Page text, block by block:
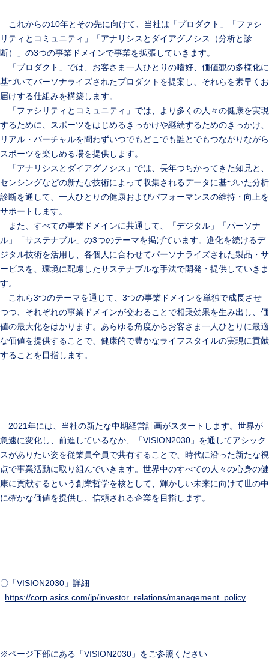
これからの10年とその先に向けて、当社は「プロダクト」「ファシ
リティとコミュニティ」「アナリシスとダイアグノシス（分析と診
断）」の3つの事業ドメインで事業を拡張していきます。
「プロダクト」では、お客さま一人ひとりの嗜好、価値観の多様化に
基づいてパーソナライズされたプロダクトを提案し、それらを素早くお
届けする仕組みを構築します。
「ファシリティとコミュニティ」では、より多くの人々の健康を実現
するために、スポーツをはじめるきっかけや継続するためのきっかけ、
リアル・バーチャルを問わずいつでもどこでも誰とでもつながりながら
スポーツを楽しめる場を提供します。
「アナリシスとダイアグノシス」では、長年つちかってきた知見と、
センシングなどの新たな技術によって収集されるデータに基づいた分析
診断を通して、一人ひとりの健康およびパフォーマンスの維持・向上を
サポートします。
また、すべての事業ドメインに共通して、「デジタル」「パーソナ
ル」「サステナブル」の3つのテーマを掲げています。進化を続けるデ
ジタル技術を活用し、各個人に合わせてパーソナライズされた製品・サ
ービスを、環境に配慮したサステナブルな手法で開発・提供していきま
す。
これら3つのテーマを通じて、3つの事業ドメインを単独で成長させ
つつ、それぞれの事業ドメインが交わることで相乗効果を生み出し、価
値の最大化をはかります。あらゆる角度からお客さま一人ひとりに最適
な価値を提供することで、健康的で豊かなライフスタイルの実現に貢献
することを目指します。
2021年には、当社の新たな中期経営計画がスタートします。世界が
急速に変化し、前進しているなか、「VISION2030」を通してアシック
スがありたい姿を従業員全員で共有することで、時代に沿った新たな視
点で事業活動に取り組んでいきます。世界中のすべての人々の心身の健
康に貢献するという創業哲学を核として、輝かしい未来に向けて世の中
に確かな価値を提供し、信頼される企業を目指します。
〇「VISION2030」詳細
https://corp.asics.com/jp/investor_relations/management_policy
※ページ下部にある「VISION2030」をご参照ください